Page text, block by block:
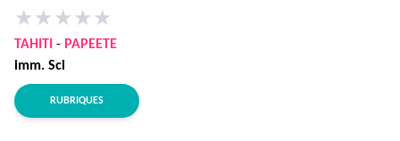
★ ★ ★ ★ ★
TAHITI - PAPEETE
imm. Sci
RUBRIQUES